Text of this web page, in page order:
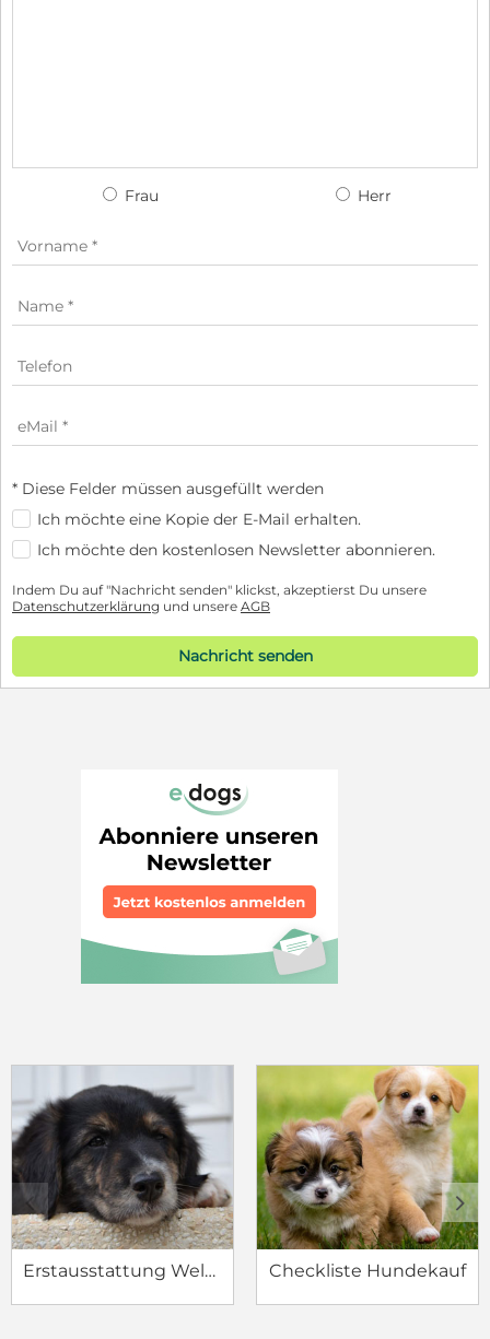
Frau Herr
* Diese Felder müssen ausgefüllt werden
Ich möchte eine Kopie der E-Mail erhalten.
Ich möchte den kostenlosen Newsletter abonnieren.
Indem Du auf "Nachricht senden" klickst, akzeptierst Du unsere
Datenschutzerklärung und unsere AGB
Nachricht senden
Erstausstattung Welpe Checkliste Hundekauf
c d